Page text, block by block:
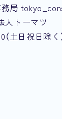
局
人トーマツ
土日祝日除く